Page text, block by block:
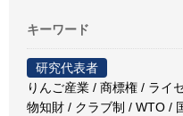
キーワード
研究代表者
りんご産業 / 商標権 / ライ
物知財 / クラブ制 / WTO /